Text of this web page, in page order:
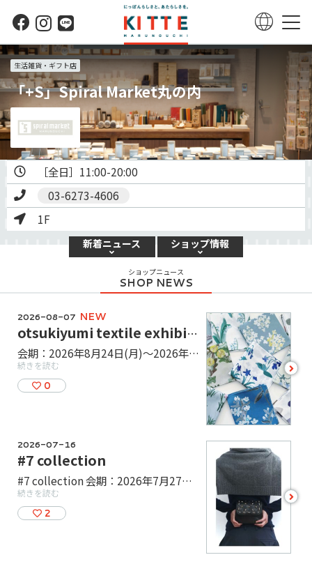
生活雑貨・ギフト店
「+S」Spiral Market丸の内
03-6273-4606
1F
新着ニュース ショップ情報
ショップニュース
2026-08-07 NEW
otsukiyumi textile exhibition
会期：2026年8月24日(月)～2026年9月20日(日) Spiral Market KITTE 丸の内 では、8月24日（月）から9月20日（日）まで〈otsukiyumi textile exhibition〉を開催いたします。 「生活を彩るアイテム」をテーマに、身近な自然や、旅先で出会った風景を、独自の手描きのタッチを大切にしながらテキスタイルデザインへと展開する大槻優美。 ミラーやポーチ、ハンカチなど定番商品をご紹介。会期中に新柄もご案内予定です。 ぜひ店頭にてご覧ください。 ＜Creators Table＞ 「STANDARD」なアイテムを支える「素材」に光を当て クリエイターとそのプロダクトを通じて生活に溶け込み繰り返し使いたくなるようなアイテムをご紹介します。
続きを読む
0
see
more
2026-07-16
#7 collection
#7 collection 会期：2026年7月27日(月)～2026年8月23日(日) Spiral Market KITTE 丸の内 では、7月27日（月）から8月23日（日）まで TESSÉN CREATIONの〈#7 collection〉を開催いたします。 暮らしの動線にフォーカスしたテッセンクリエーションのバッグは、飽きのこないシンプルさとスタイルの汎用性がありながら、コンパクトで充実した機能があります。 これらのバッグは単に物を運ぶだけでなく、暮らしを運ぶものとして、持ち運び、出し入れから収納など、日常生活の様々なシーンにおける動きがスムーズになるよう工夫がなされています。 使い手の暮らしが快適になるように考え抜かれたバッグたちをお手にとってご覧ください。 ＜Creators Table＞ 「STANDARD」なアイテムを支える「素材」に光を当て クリエイターとそのプロダクトを通じて生活に溶け込み繰り返し使いたくなるようなアイテムをご紹介します。
続きを読む
2
see
more